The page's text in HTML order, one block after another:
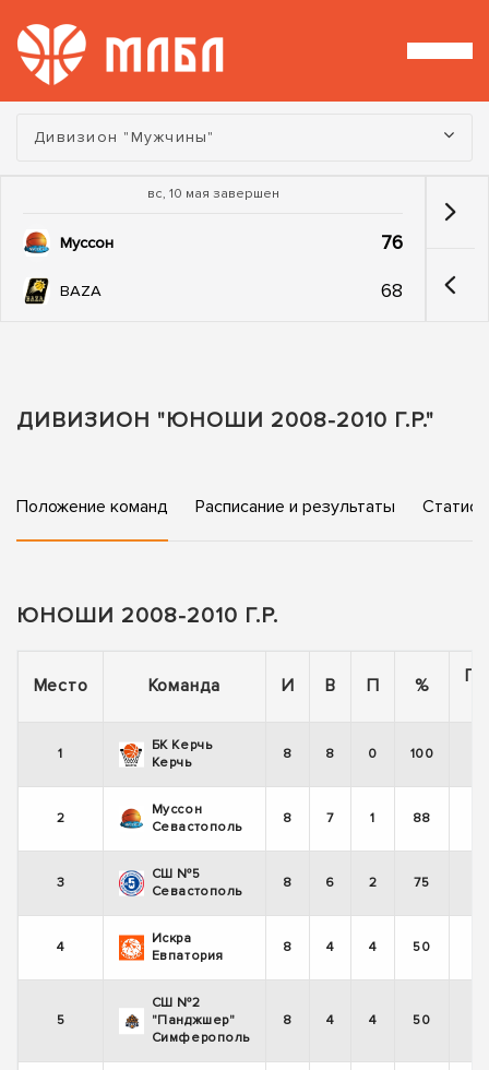
Турнир:
Дивизион "Мужчины"
вс, 10 мая завершен
Муссон 76
BAZA 68
ДИВИЗИОН "ЮНОШИ 2008-2010 Г.Р."
Положение команд Расписание и результаты
ЮНОШИ 2008-2010 Г.Р.
Место Команда И В П %
1
БК Керчь
Керчь
8 8 0 100
2
Муссон
Севастополь
8 7 1 88
3
СШ №5
Севастополь
8 6 2 75
4
Искра
Евпатория
8 4 4 50
5
СШ №2
"Панджшер"
Симферополь
8 4 4 50